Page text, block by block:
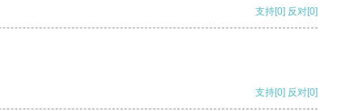
支持[0] 反对[0]
支持[0] 反对[0]